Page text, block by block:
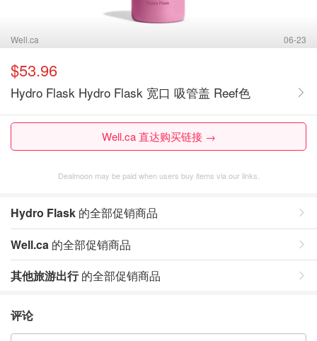
Well.ca 06-23
$53.96
Hydro Flask Hydro Flask 宽口 吸管盖 Reef色
Well.ca 直达购买链接 →
Dealmoon may be paid when users buy items via our links.
Hydro Flask 的全部促销商品
Well.ca 的全部促销商品
其他旅游出行的全部促销商品
评论